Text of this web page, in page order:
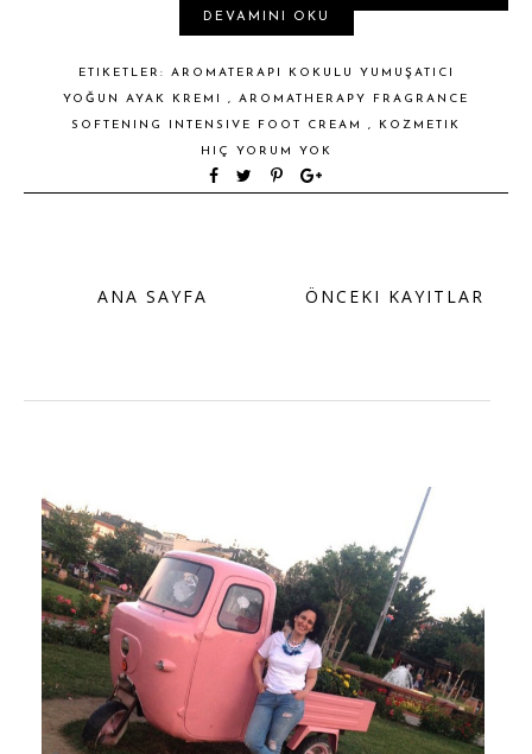
DEVAMINI OKU
ETIKETLER: AROMATERAPI KOKULU YUMUŞATICI
YOĞUN AYAK KREMI , AROMATHERAPY FRAGRANCE
SOFTENING INTENSIVE FOOT CREAM ,
KOZMETIK
HIÇ YORUM YOK
ÖNCEKI KAYITLAR
ANA SAYFA